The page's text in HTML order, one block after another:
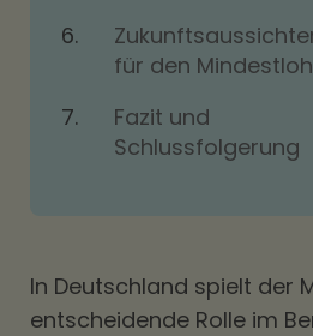
für den
Fazit und
Schlussfolgerung
In Deutschland spielt der
entscheidende Rolle im